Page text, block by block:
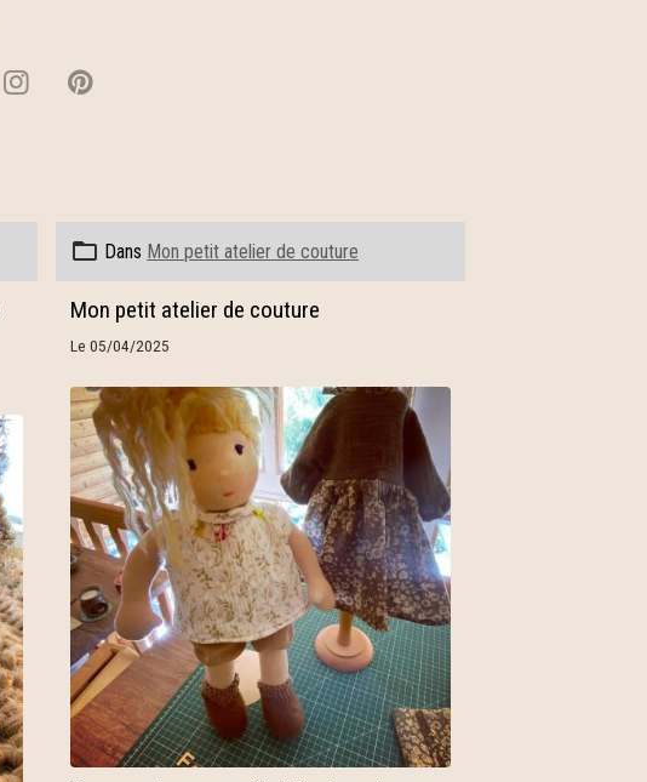
Dans Mon petit atelier de couture
Mon petit atelier de couture
Le 05/04/2025